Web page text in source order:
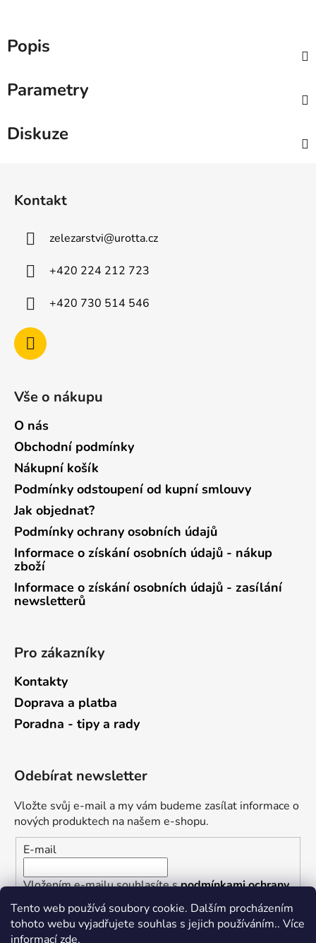
Tento web používá soubory cookie. Dalším procházením
tohoto webu vyjadřujete souhlas s jejich používáním.. Více
informacízde.
Popis
Parametry
Diskuze
Kontakt
zelezarstvi@urotta.cz
+420 224 212 723
+420 730 514 546
Vše o nákupu
O nás
Obchodní podmínky
Nákupní košík
Podmínky odstoupení od kupní smlouvy
Jak objednat?
Podmínky ochrany osobních údajů
Informace o získání osobních údajů - nákup
zboží
Informace o získání osobních údajů - zasílání
newsletterů
Pro zákazníky
Kontakty
Doprava a platba
Poradna - tipy a rady
Odebírat newsletter
Vložte svůj e-mail a my vám budeme zasílat informace o
nových produktech na našem e-shopu.
E-mail
Vložením e-mailu souhlasíte spodmínkami ochrany
osobních údajů
PŘIHLÁSIT SE